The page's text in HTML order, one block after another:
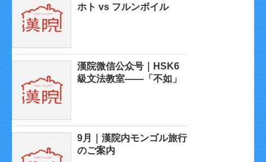
ホト vs フルンボイル
漢院微信公众号｜HSK6
級文法教室——「不如」
9月｜漢院内モンゴル旅行
のご案内